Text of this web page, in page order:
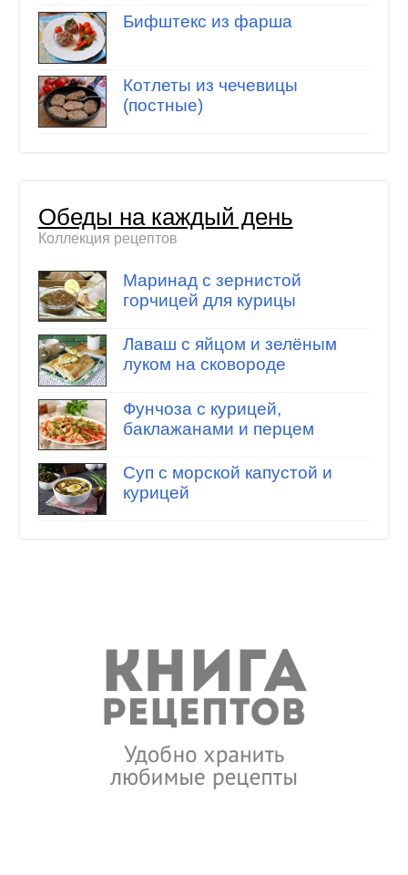
Бифштекс из фарша
Котлеты из чечевицы
(постные)
Обеды на каждый день
Коллекция рецептов
Маринад с зернистой
горчицей для курицы
Лаваш с яйцом и зелёным
луком на сковороде
Фунчоза с курицей,
баклажанами и перцем
Суп с морской капустой и
курицей